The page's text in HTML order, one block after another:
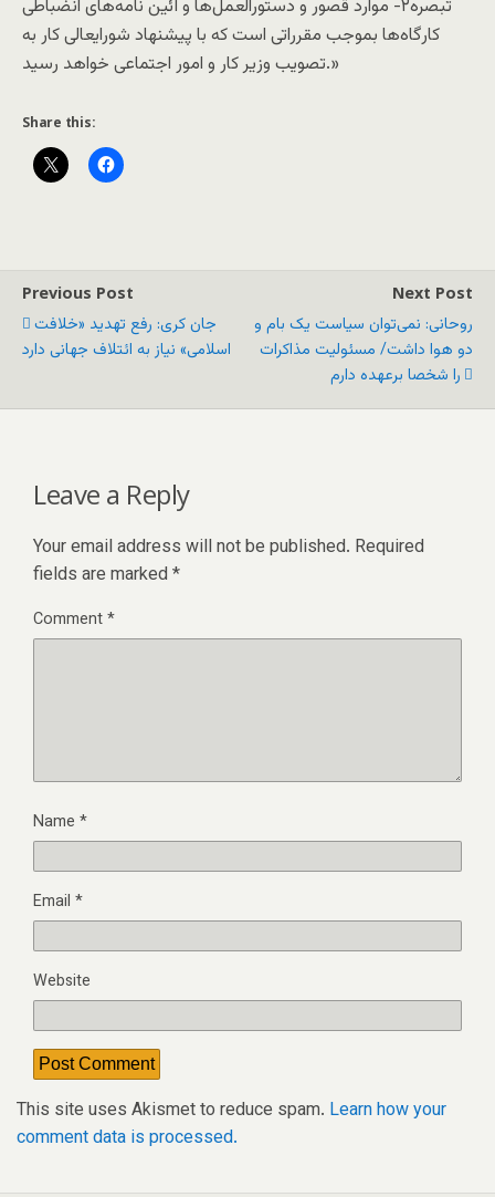
تبصره۲- موارد قصور و دستورالعمل‌ها و آئین نامه‌های انضباطی
کارگاه‌ها بموجب مقرراتی است که با پیشنهاد شورایعالی کار به
تصویب وزیر کار و امور اجتماعی خواهد رسید.»
Share this:
Previous Post
جان کری: رفع تهدید «خلافت
اسلامی» نیاز به ائتلاف جهانی دارد
Next Post
روحانی: نمی‌توان سیاست یک بام و
دو هوا داشت/ مسئولیت مذاکرات
را شخصا برعهده دارم
Leave a Reply
Your email address will not be published. Required
fields are marked *
Comment*
Name *
Email *
Website
This site uses Akismet to reduce spam. Learn how your
comment data is processed.